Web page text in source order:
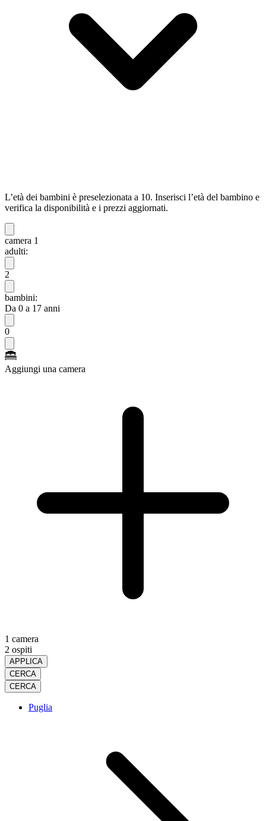
L’età dei bambini è preselezionata a 10. Inserisci l’età del bambino e
verifica la disponibilità e i prezzi aggiornati.
camera 1
adulti:
2
bambini:
Da 0 a 17 anni
0
Aggiungi una camera
1 camera
2 ospiti
APPLICA
CERCA
CERCA
Puglia